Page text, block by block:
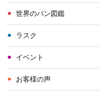
⚫︎ 世界のパン図鑑
⚫︎ ラスク
⚫︎ イベント
⚫︎ お客様の声